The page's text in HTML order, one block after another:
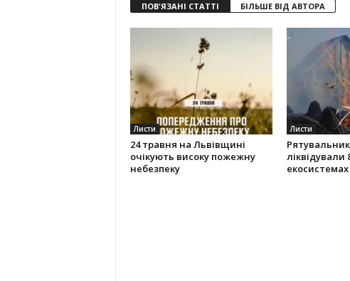
ПОВ'ЯЗАНІ СТАТТІ БІЛЬШЕ ВІД АВТОРА
Листи
24 травня на Львівщині
очікують високу пожежну
небезпеку
Листи
екосистемах